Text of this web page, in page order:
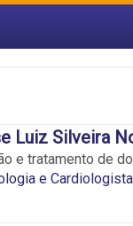
Luiz Silveira
e tratamento de
e